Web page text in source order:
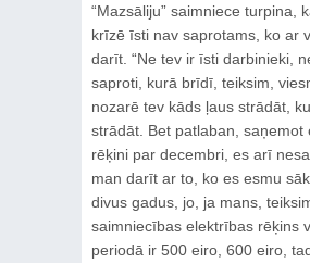
“Mazsāliju” saimniece turpina,
krīzē īsti nav saprotams, ko ar
darīt. “Ne tev ir īsti darbinieki,
saproti, kurā brīdī, teiksim,
nozarē tev kāds ļaus strādāt,
strādāt. Bet patlaban, saņemot
rēķini par decembri, es arī
man darīt ar to, ko es esmu
divus gadus, jo, ja mans,
saimniecības elektrības rēķins
periodā ir 500 eiro, 600 eiro,